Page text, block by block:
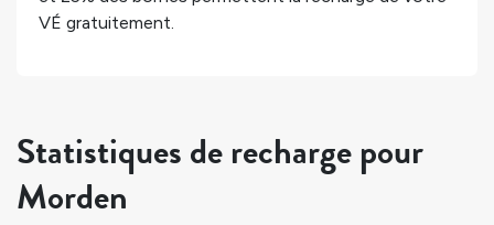
VÉ gratuitement.
Statistiques de recharge pour
Morden